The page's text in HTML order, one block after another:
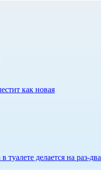
как новая
делается на раз-два